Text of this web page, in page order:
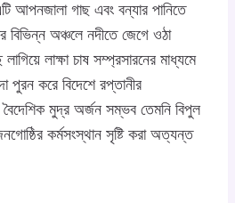
আপনজালা গাছ এবং বন্যার পানিতে
বিভিন্ন অঞ্চলে নদীতে জেগে ওঠা
লাক্ষা চাষ সম্প্রসারনের মাধ্যমে
পুরন করে বিদেশে রপ্তানীর
মুদ্র অর্জন সম্ভব তেমনি বিপুল
কর্মসংস্থান সৃষ্টি করা অত্যন্ত